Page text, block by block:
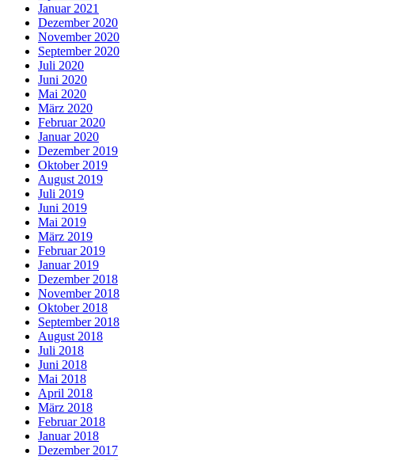
Januar 2021
Dezember 2020
November 2020
September 2020
Juli 2020
Juni 2020
Mai 2020
März 2020
Februar 2020
Januar 2020
Dezember 2019
Oktober 2019
August 2019
Juli 2019
Juni 2019
Mai 2019
März 2019
Februar 2019
Januar 2019
Dezember 2018
November 2018
Oktober 2018
September 2018
August 2018
Juli 2018
Juni 2018
Mai 2018
April 2018
März 2018
Februar 2018
Januar 2018
Dezember 2017